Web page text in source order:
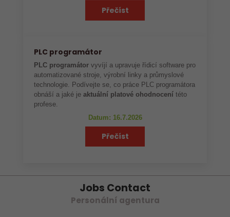
Přečíst
PLC programátor
PLC programátor vyvíjí a upravuje řídicí software pro
automatizované stroje, výrobní linky a průmyslové
technologie. Podívejte se, co práce PLC programátora
obnáší a jaké je aktuální platové ohodnocení této
profese.
Datum: 16.7.2026
Přečíst
Jobs Contact
Personální agentura